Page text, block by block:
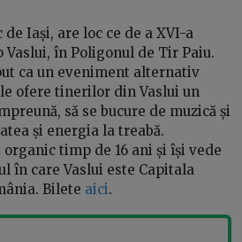
de Iași, are loc ce de a XVI-a
Vaslui, în Poligonul de Tir Paiu.
ca un eveniment alternativ
ofere tinerilor din Vaslui un
să se bucure de muzică și
și energia la treabă.
timp de 16 ani și își vede
în care Vaslui este Capitala
Bilete aici.